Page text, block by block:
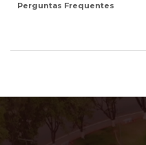
Perguntas Frequentes